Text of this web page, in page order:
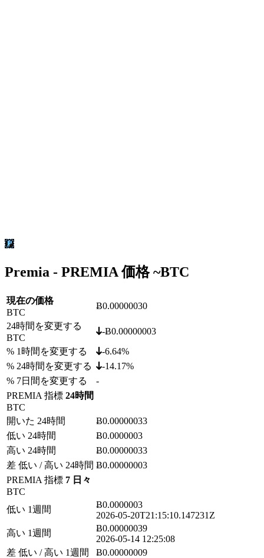
Premia - PREMIA 価格 ~BTC
現在の価格
BTC
Ƀ0.00000030
24時間を変更する
BTC
-Ƀ0.00000003
% 1時間を変更する
-6.64%
% 24時間を変更する
-14.17%
% 7日間を変更する
-
PREMIA 指標 24時間
BTC
開いた 24時間
Ƀ0.00000033
低い 24時間
Ƀ0.0000003
高い 24時間
Ƀ0.00000033
差 低い / 高い 24時間 Ƀ0.00000003
PREMIA 指標 7 日々
BTC
低い 1週間
Ƀ0.0000003
2026-05-20T21:15:10.147231Z
高い 1週間
Ƀ0.00000039
2026-05-14 12:25:08
差 低い / 高い 1週間
Ƀ0.00000009